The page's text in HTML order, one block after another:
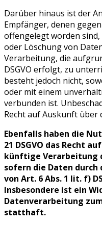
Darüber hinaus ist der
Empfänger, denen
offengelegt worden
oder Löschung von
Verarbeitung, die
DSGVO erfolgt, zu
besteht jedoch nicht,
oder mit einem
verbunden ist.
Recht auf Auskunft über
Ebenfalls haben die
21 DSGVO das Recht
künftige Verarbeitung
sofern die Daten durch
von Art. 6 Abs. 1 lit. f)
Insbesondere ist ein
Datenverarbeitung
statthaft.